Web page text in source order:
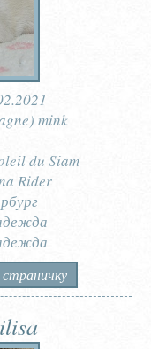
mink
du Siam
Rider